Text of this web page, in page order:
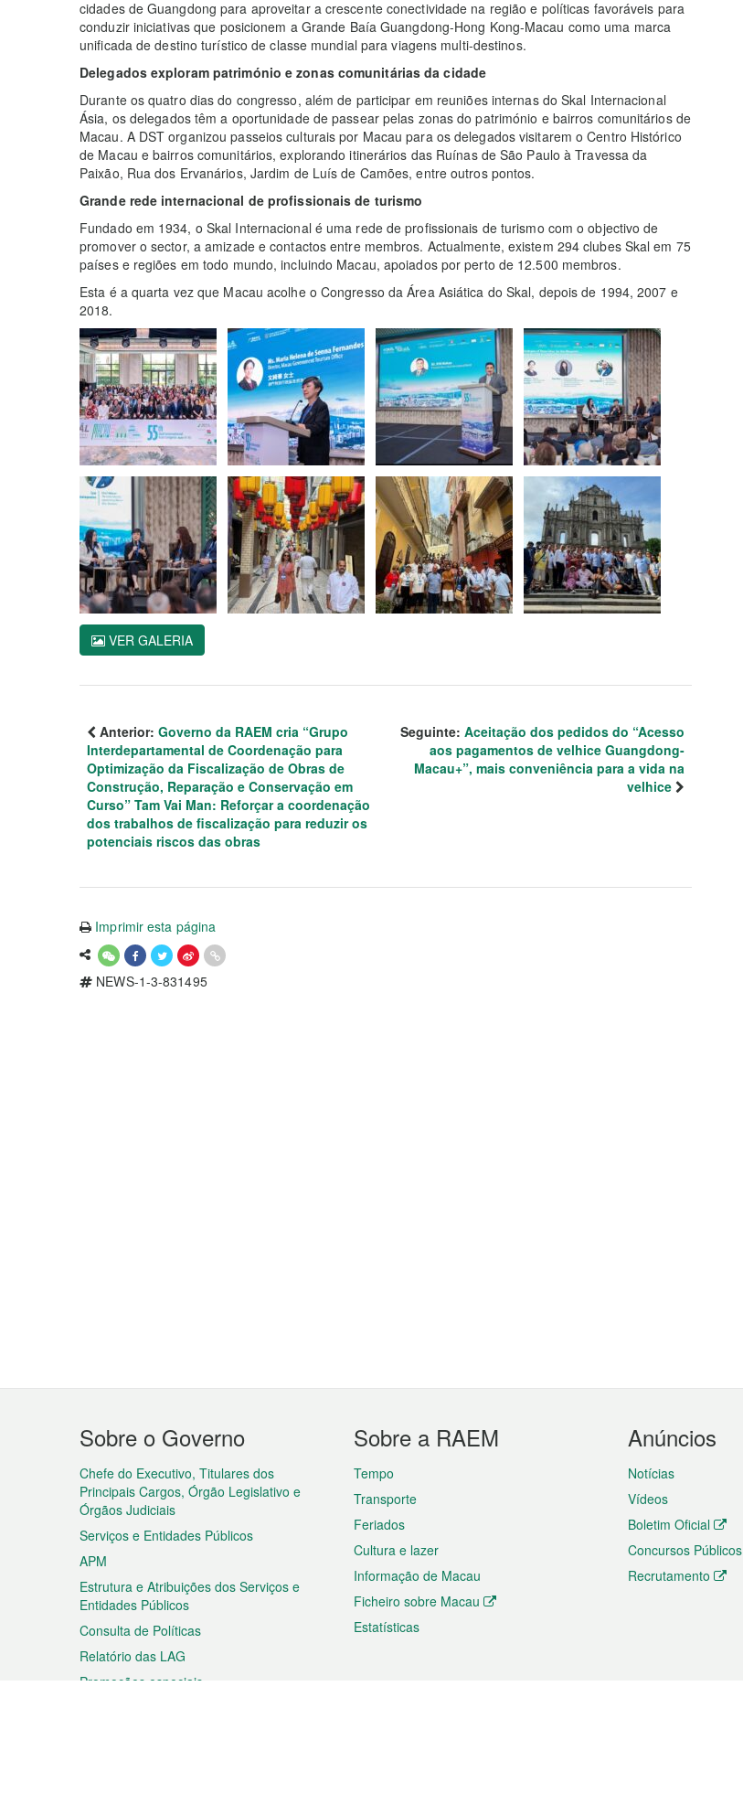
cidades de Guangdong para aproveitar a crescente conectividade na região e políticas favoráveis para
conduzir iniciativas que posicionem a Grande Baía Guangdong-Hong Kong-Macau como uma marca
unificada de destino turístico de classe mundial para viagens multi-destinos.
Delegados exploram património e zonas comunitárias da cidade
Durante os quatro dias do congresso, além de participar em reuniões internas do Skal Internacional
Ásia, os delegados têm a oportunidade de passear pelas zonas do património e bairros comunitários de
Macau. A DST organizou passeios culturais por Macau para os delegados visitarem o Centro Histórico
de Macau e bairros comunitários, explorando itinerários das Ruínas de São Paulo à Travessa da
Paixão, Rua dos Ervanários, Jardim de Luís de Camões, entre outros pontos.
Grande rede internacional de profissionais de turismo
Fundado em 1934, o Skal Internacional é uma rede de profissionais de turismo com o objectivo de
promover o sector, a amizade e contactos entre membros. Actualmente, existem 294 clubes Skal em 75
países e regiões em todo mundo, incluindo Macau, apoiados por perto de 12.500 membros.
Esta é a quarta vez que Macau acolhe o Congresso da Área Asiática do Skal, depois de 1994, 2007 e
2018.
VER GALERIA
Anterior: Governo da RAEM cria “Grupo
Interdepartamental de Coordenação para
Optimização da Fiscalização de Obras de
Construção, Reparação e Conservação em
Curso” Tam Vai Man: Reforçar a coordenação
dos trabalhos de fiscalização para reduzir os
potenciais riscos das obras
Seguinte: Aceitação dos pedidos do “Acesso
aos pagamentos de velhice Guangdong-
Macau+”, mais conveniência para a vida na
velhice
Imprimir esta página
NEWS-1-3-831495
Menu
do
rodapé
Sobre o Governo
Chefe do Executivo, Titulares dos
Principais Cargos, Órgão Legislativo e
Órgãos Judiciais
Serviços e Entidades Públicos
APM
Estrutura e Atribuições dos Serviços e
Entidades Públicos
Consulta de Políticas
Relatório das LAG
Promoções especiais
Sobre a RAEM
Tempo
Transporte
Feriados
Cultura e lazer
Informação de Macau
Ficheiro sobre Macau
Estatísticas
Anúncios
Notícias
Vídeos
Boletim Oficial
Concursos Públicos
Recrutamento